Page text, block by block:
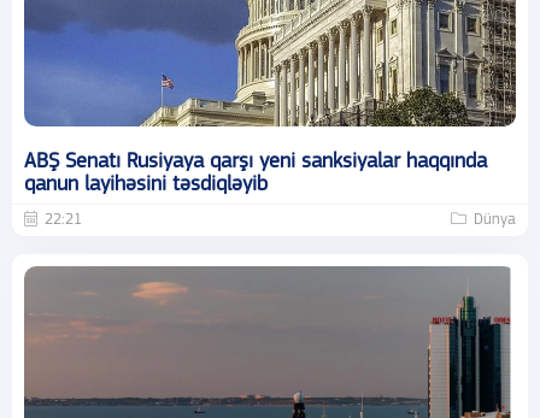
ABŞ Senatı Rusiyaya qarşı yeni sanksiyalar haqqında
qanun layihəsini təsdiqləyib
22:21 Dünya